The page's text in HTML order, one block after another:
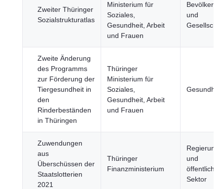
Zweiter Thüringer
Sozialstrukturatlas
Ministerium für
Soziales,
Gesundheit, Arbeit
und Frauen
und
Zweite Änderung
des Programms
zur Förderung der
Tiergesundheit in
den
Rinderbeständen
in Thüringen
Thüringer
Ministerium für
Soziales,
Gesundheit, Arbeit
und Frauen
Zuwendungen
aus
Überschüssen der
Staatslotterien
2021
Thüringer
Finanzministerium
Regierung
und
öffentlicher
Sektor